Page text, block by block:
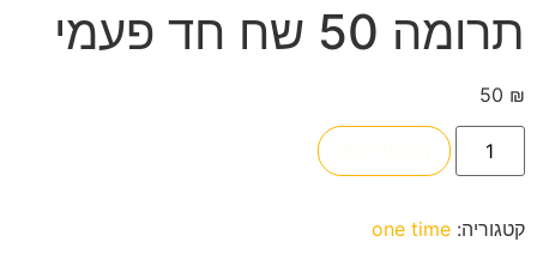
תרומה 50 שח חד פעמי
50 ₪
קטגוריה: one time